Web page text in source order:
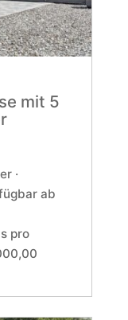
mit 5
ab
pro